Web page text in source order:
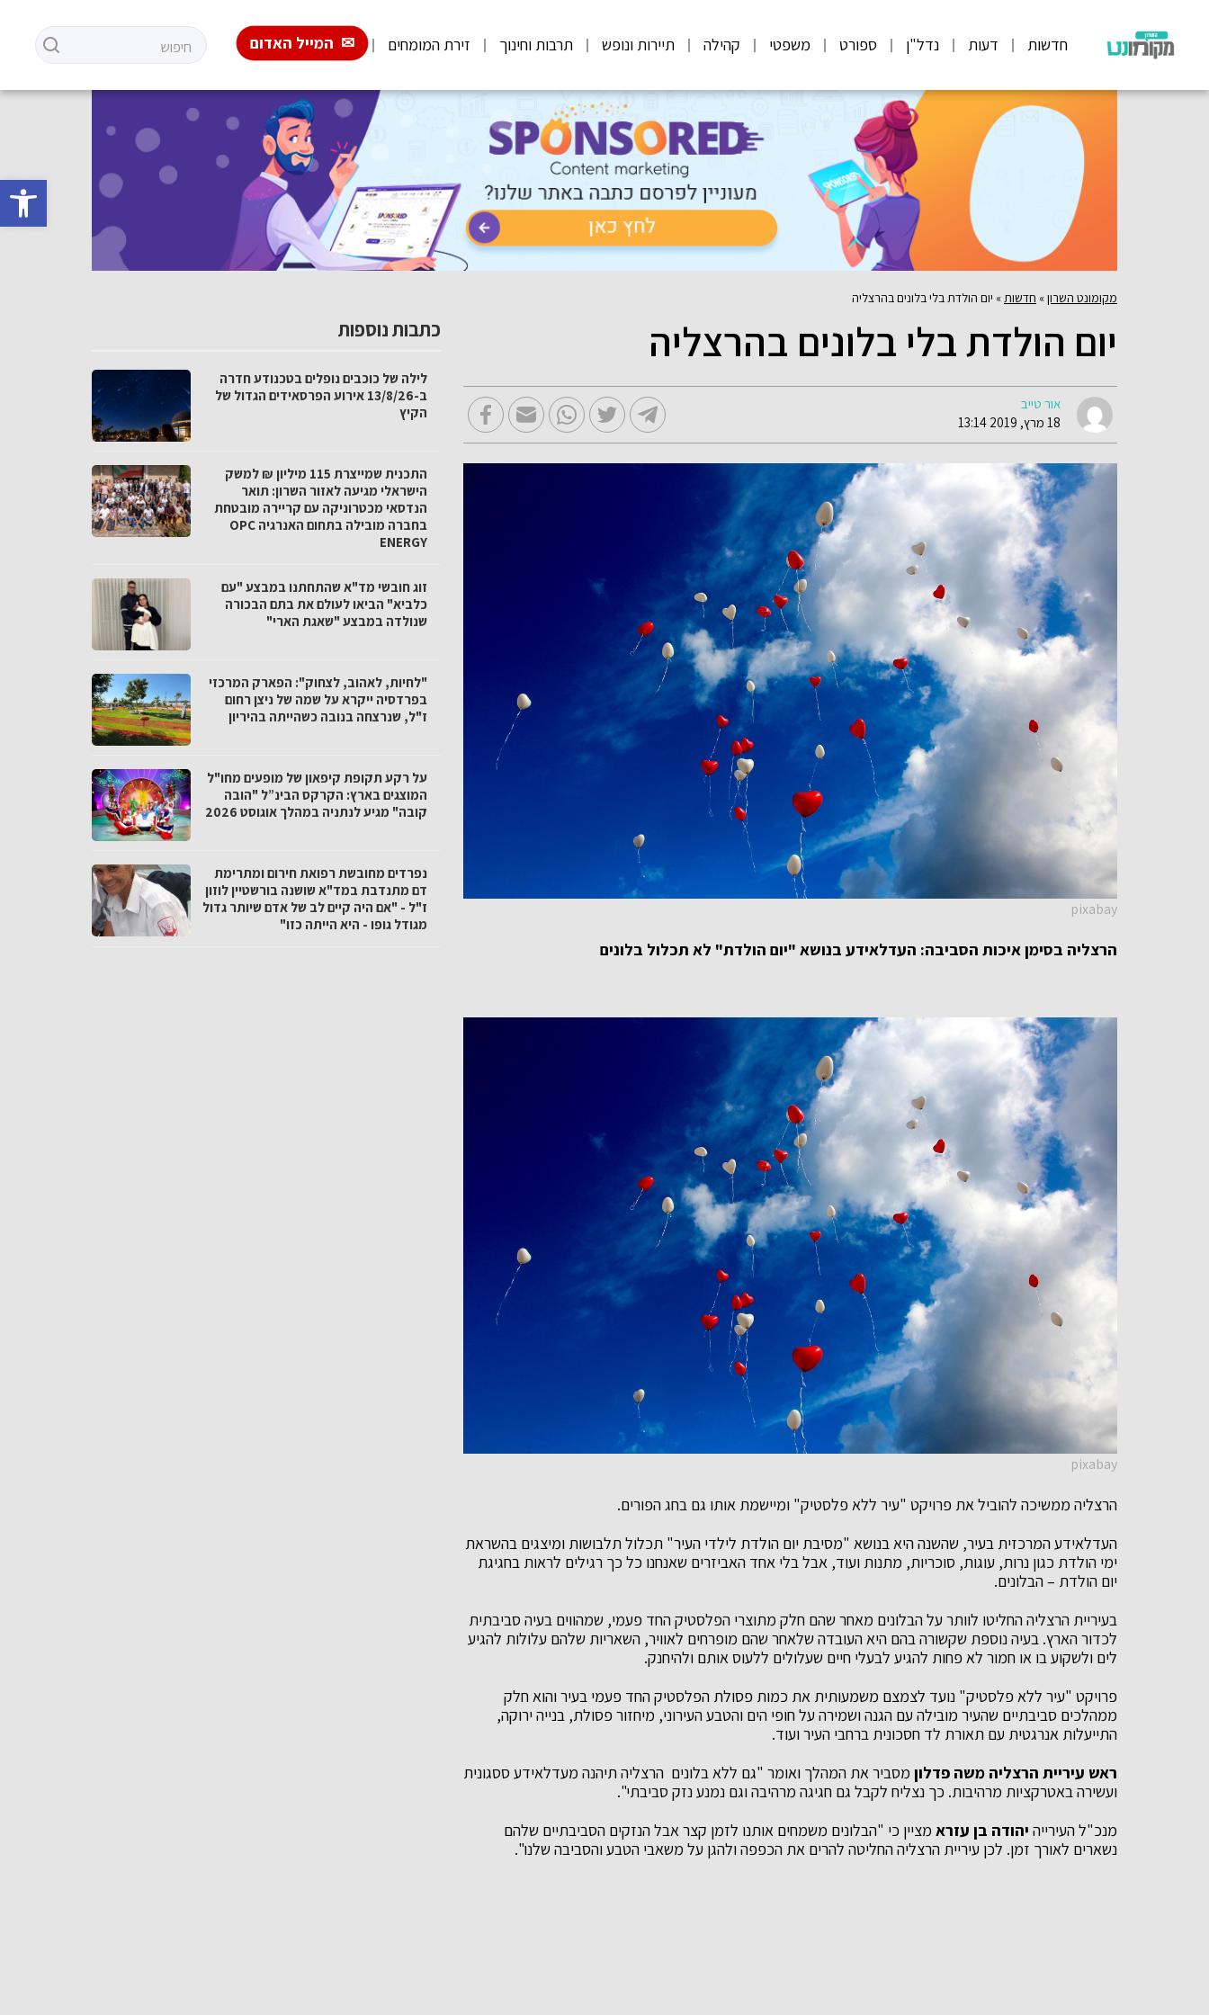
פתח
חדשות דעות נדל"ן ספורט משפטי קהילה תיירות ונופש תרבות וחינוך זירת המומחים המייל האדום
מקומונט השרון» חדשות » יום הולדת בלי בלונים בהרצליה
יום הולדת בלי בלונים בהרצליה
אור טייב
18 מרץ, 2019 13:14
pixabay
הרצליה בסימן איכות הסביבה: העדלאידע בנושא "יום הולדת" לא תכלול בלונים
pixabay
הרצליה ממשיכה להוביל את פרויקט "עיר ללא פלסטיק" ומיישמת אותו גם בחג הפורים.
העדלאידע המרכזית בעיר, שהשנה היא בנושא "מסיבת יום הולדת לילדי העיר" תכלול תלבושות ומיצגים בהשראת
ימי הולדת כגון נרות, עוגות, סוכריות, מתנות ועוד, אבל בלי אחד האביזרים שאנחנו כל כך רגילים לראות בחגיגת
יום הולדת – הבלונים.
בעיריית הרצליה החליטו לוותר על הבלונים מאחר שהם חלק מתוצרי הפלסטיק החד פעמי, שמהווים בעיה סביבתית
לכדור הארץ. בעיה נוספת שקשורה בהם היא העובדה שלאחר שהם מופרחים לאוויר, השאריות שלהם עלולות להגיע
לים ולשקוע בו או חמור לא פחות להגיע לבעלי חיים שעלולים ללעוס אותם ולהיחנק.
פרויקט "עיר ללא פלסטיק" נועד לצמצם משמעותית את כמות פסולת הפלסטיק החד פעמי בעיר והוא חלק
ממהלכים סביבתיים שהעיר מובילה עם הגנה ושמירה על חופי הים והטבע העירוני, מיחזור פסולת, בנייה ירוקה,
התייעלות אנרגטית עם תאורת לד חסכונית ברחבי העיר ועוד.
ראש עיריית הרצליה משה פדלון מסביר את המהלך ואומר "גם ללא בלונים הרצליה תיהנה מעדלאידע ססגונית
ועשירה באטרקציות מרהיבות. כך נצליח לקבל גם חגיגה מרהיבה וגם נמנע נזק סביבתי".
מנכ"ל העירייה יהודה בן עזרא מציין כי "הבלונים משמחים אותנו לזמן קצר אבל הנזקים הסביבתיים שלהם
נשארים לאורך זמן. לכן עיריית הרצליה החליטה להרים את הכפפה ולהגן על משאבי הטבע והסביבה שלנו".
כתבות נוספות
לילה של כוכבים נופלים בטכנודע חדרה
ב-13/8/26 אירוע הפרסאידים הגדול של
הקיץ
התכנית שמייצרת 115 מיליון ₪ למשק
הישראלי מגיעה לאזור השרון: תואר
הנדסאי מכטרוניקה עם קריירה מובטחת
בחברה מובילה בתחום האנרגיה OPC
ENERGY
זוג חובשי מד"א שהתחתנו במבצע "עם
כלביא" הביאו לעולם את בתם הבכורה
שנולדה במבצע "שאגת הארי"
"לחיות, לאהוב, לצחוק": הפארק המרכזי
בפרדסיה ייקרא על שמה של ניצן רחום
ז"ל, שנרצחה בנובה כשהייתה בהיריון
על רקע תקופת קיפאון של מופעים מחו"ל
המוצגים בארץ: הקרקס הבינ”ל "הובה
קובה" מגיע לנתניה במהלך אוגוסט 2026
נפרדים מחובשת רפואת חירום ומתרימת
דם מתנדבת במד"א שושנה בורשטיין לוזון
ז"ל - "אם היה קיים לב של אדם שיותר גדול
מגודל גופו - היא הייתה כזו"